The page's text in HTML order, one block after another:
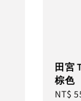
田宮
棕色
NT$